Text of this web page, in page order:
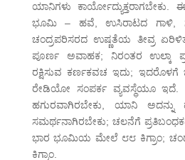
ಯಾನಿಗಳು ಕಾರ್ಯೋದ್ಯುಕ್ತರಾಗಬೇಕು.
ಭೂಮಿ – ಹವೆ, ಉಸಿರಾಟದ ಗಾಳಿ,
ಚಂದ್ರಪರಿಸರದ ಉಷ್ಣತೆಯ ತೀವ್ರ
ಪೂರ್ಣ ಅವಾಹಕ; ನಿರಂತರ ಉಲ್ಕಾ
ರಕ್ಷಿಸುವ ಕರ್ಣಕವಚ ಇದು;
ರೇಡಿಯೋ ಸಂಪರ್ಕ ವ್ಯವಸ್ಥೆಯೂ ಇದೆ.
ಹಗುರವಾಗಿರಬೇಕು, ಯಾನಿ ಅದನ್ನು
ಸಮರ್ಥನಾಗಿರಬೇಕು; ಚಲನೆಗೆ
ಭಾರ ಭೂಮಿಯ ಮೇಲೆ ೮೮ ಕಿಗ್ರಾಂ;
ಕಿಗ್ರಾಂ.